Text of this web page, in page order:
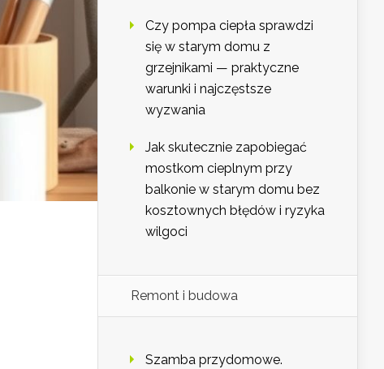
Czy pompa ciepła sprawdzi
się w starym domu z
grzejnikami — praktyczne
warunki i najczęstsze
wyzwania
Jak skutecznie zapobiegać
mostkom cieplnym przy
balkonie w starym domu bez
kosztownych błędów i ryzyka
wilgoci
Remont i budowa
Szamba przydomowe.